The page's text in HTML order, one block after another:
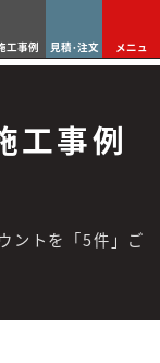
工事例 見積･注文 メニュ
工事例
ントを「5件」ご